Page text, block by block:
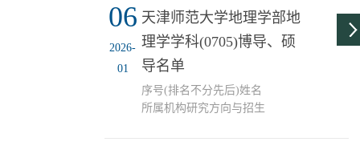
06
2026-
01
天津师范大学地理学部地
理学学科(0705)博导、硕
导名单
序号(排名不分先后)姓名
所属机构研究方向与招生